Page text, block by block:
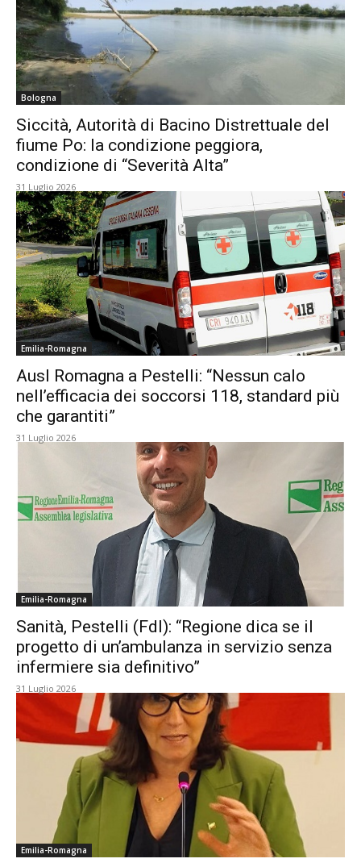
Bologna
Siccità, Autorità di Bacino Distrettuale del
fiume Po: la condizione peggiora,
condizione di “Severità Alta”
31 Luglio 2026
Emilia-Romagna
Ausl Romagna a Pestelli: “Nessun calo
nell’efficacia dei soccorsi 118, standard più
che garantiti”
31 Luglio 2026
Emilia-Romagna
Sanità, Pestelli (FdI): “Regione dica se il
progetto di un’ambulanza in servizio senza
infermiere sia definitivo”
31 Luglio 2026
Emilia-Romagna